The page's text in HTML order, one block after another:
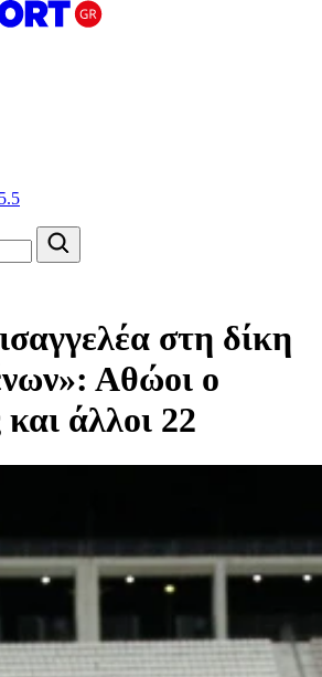
στη δίκη
Αθώοι ο
άλλοι 22